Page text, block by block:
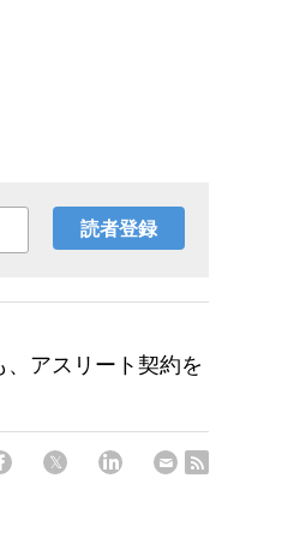
読者登録
アスリート契約を